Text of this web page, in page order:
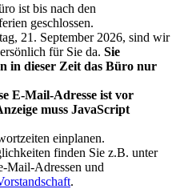
ist bis nach den
geschlossen.
21. September 2026, sind wir
für Sie da. Sie
in dieser Zeit das Büro nur
E-Mail-Adresse ist vor
muss JavaScript
einplanen.
finden Sie z.B. unter
Mail-Adressen und
.